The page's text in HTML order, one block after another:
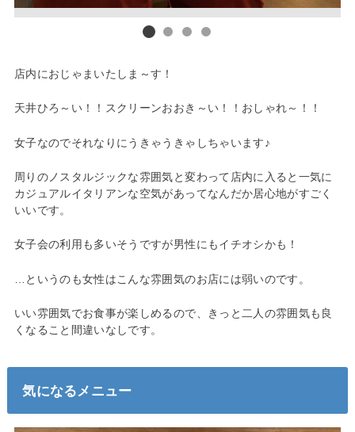
店内におじゃまいたしま～す！
天井ひろ～い！！スクリーンおおき～い！！おしゃれ～！！
女子なのでそれなりにうきゃうきゃしちゃいます♪
周りのノスタルジックな雰囲気と変わって店内に入ると一気に
カジュアルイタリアンな空気があってなんだか居心地がすごく
いいです。
女子会の利用も多いそうですが男性にもイチオシかも！
…というのも女性はこんな雰囲気のお店には弱いのです。
いい雰囲気でお食事が楽しめるので、きっと二人の雰囲気も良
くなること間違いなしです。
気になるメニュー